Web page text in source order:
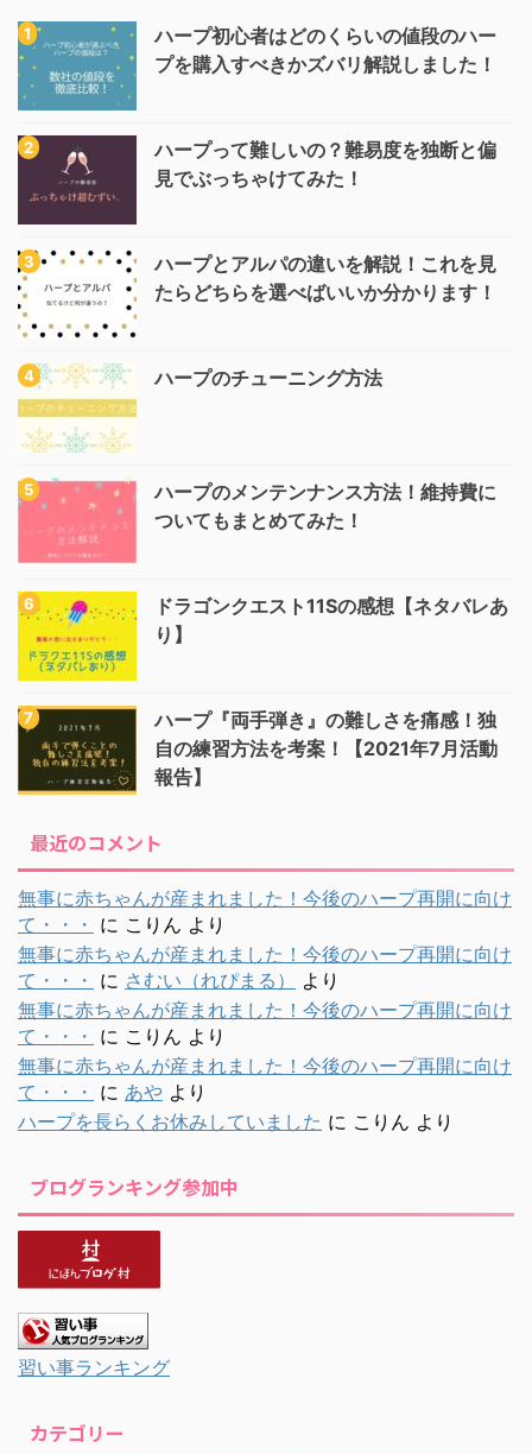
ハープ初心者はどのくらいの値段のハー
プを購入すべきかズバリ解説しました！
ハープって難しいの？難易度を独断と偏
見でぶっちゃけてみた！
ハープとアルパの違いを解説！これを見
たらどちらを選べばいいか分かります！
ハープのチューニング方法
ハープのメンテンナンス方法！維持費に
ついてもまとめてみた！
ドラゴンクエスト11Sの感想【ネタバレあ
り】
ハープ『両手弾き』の難しさを痛感！独
自の練習方法を考案！【2021年7月活動
報告】
最近のコメント
無事に赤ちゃんが産まれました！今後のハープ再開に向け
て・・・ に こりん より
無事に赤ちゃんが産まれました！今後のハープ再開に向け
て・・・ に さむい（れぴまる）
より
無事に赤ちゃんが産まれました！今後のハープ再開に向け
て・・・ に こりん より
無事に赤ちゃんが産まれました！今後のハープ再開に向け
て・・・ に あや より
ハープを長らくお休みしていました に こりん より
ブログランキング参加中
習い事ランキング
カテゴリー